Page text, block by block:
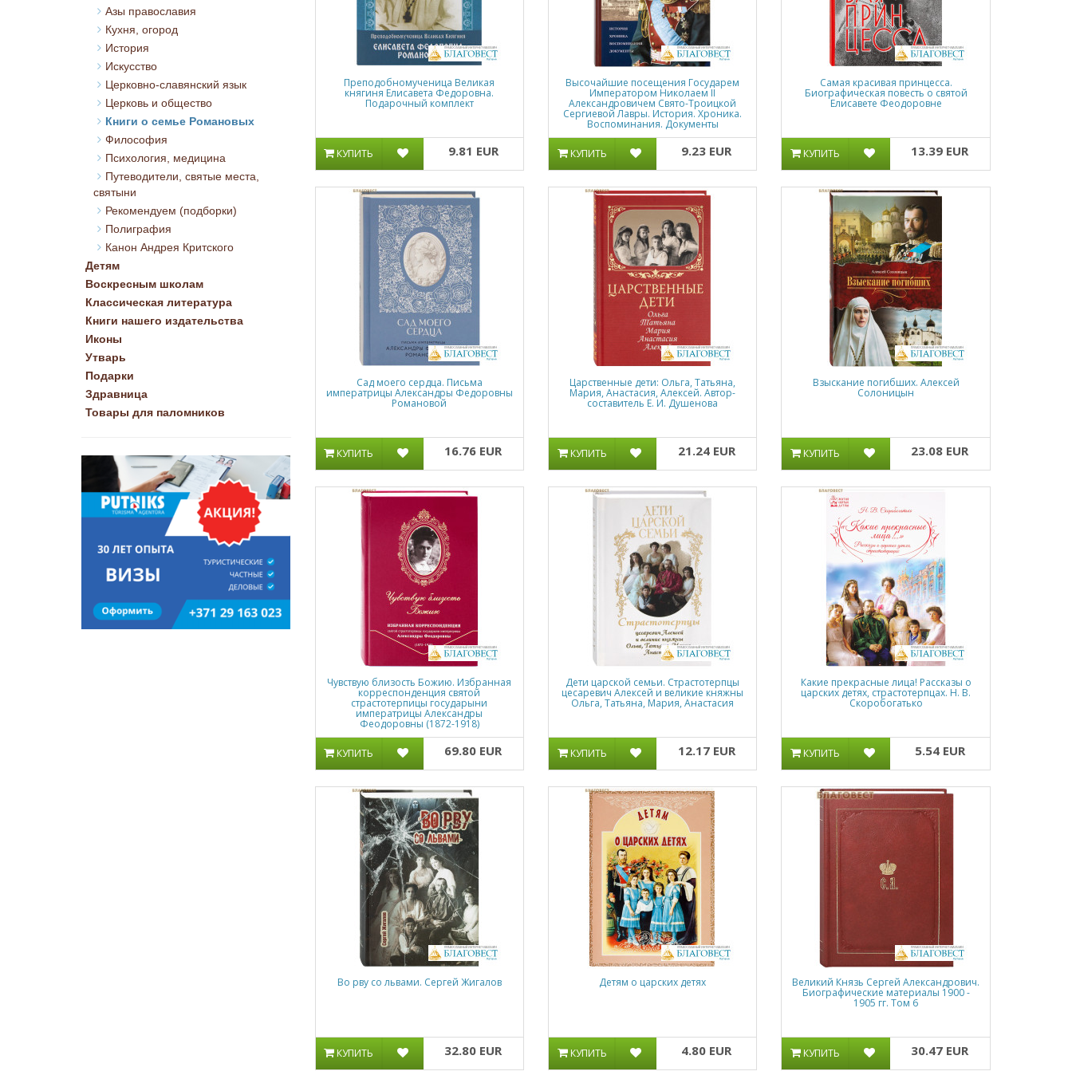
Азы православия
Кухня, огород
История
Искусство
Церковно-славянский язык
Церковь и общество
Книги о семье Романовых
Философия
Психология, медицина
Путеводители, святые места,
святыни
Рекомендуем (подборки)
Полиграфия
Канон Андрея Критского
Детям
Воскресным школам
Классическая литература
Книги нашего издательства
Иконы
Утварь
Подарки
Здравница
Товары для паломников
Преподобномученица Великая
княгиня Елисавета Федоровна.
Подарочный комплект
КУПИТЬ 9.81 EUR
Высочайшие посещения Государем
Императором Николаем II
Александровичем Свято-Троицкой
Сергиевой Лавры. История. Хроника.
Воспоминания. Документы
КУПИТЬ 9.23 EUR
Самая красивая принцесса.
Биографическая повесть о святой
Елисавете Феодоровне
КУПИТЬ 13.39 EUR
Сад моего сердца. Письма
императрицы Александры Федоровны
Романовой
КУПИТЬ 16.76 EUR
Царственные дети: Ольга, Татьяна,
Мария, Анастасия, Алексей. Автор-
составитель Е. И. Душенова
КУПИТЬ 21.24 EUR
Взыскание погибших. Алексей
Солоницын
КУПИТЬ 23.08 EUR
Чувствую близость Божию. Избранная
корреспонденция святой
страстотерпицы государыни
императрицы Александры
Феодоровны (1872-1918)
КУПИТЬ 69.80 EUR
Дети царской семьи. Страстотерпцы
цесаревич Алексей и великие княжны
Ольга, Татьяна, Мария, Анастасия
КУПИТЬ 12.17 EUR
Какие прекрасные лица! Рассказы о
царских детях, страстотерпцах. Н. В.
Скоробогатько
КУПИТЬ 5.54 EUR
Во рву со львами. Сергей Жигалов
КУПИТЬ 32.80 EUR
Детям о царских детях
КУПИТЬ 4.80 EUR
Великий Князь Сергей Александрович.
Биографические материалы 1900 -
1905 гг. Том 6
КУПИТЬ 30.47 EUR